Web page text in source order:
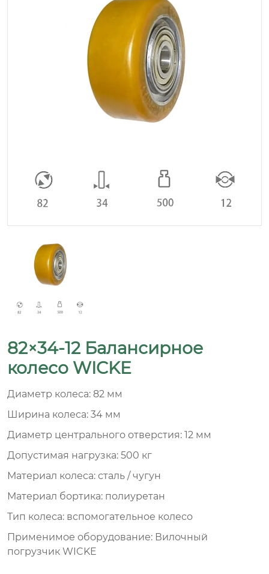
82×34-12 Балансирное
колесо WICKE
Диаметр колеса: 82 мм
Ширина колеса: 34 мм
Диаметр центрального отверстия: 12 мм
Допустимая нагрузка: 500 кг
Материал колеса: сталь / чугун
Материал бортика: полиуретан
Тип колеса: вспомогательное колесо
Применимое оборудование: Вилочный
погрузчик WICKE